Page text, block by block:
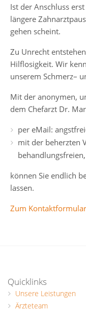
Ist der Anschluss
längere
gehen scheint.
Zu Unrecht
Hilflosigkeit. Wir
unserem Schmerz–
Mit der anonymen,
dem Chefarzt Dr.
per eMail:
mit der beherzten
können Sie endlich
lassen.
Zum Kontaktformular
Quicklinks
Unsere Leistungen
Ärzteteam